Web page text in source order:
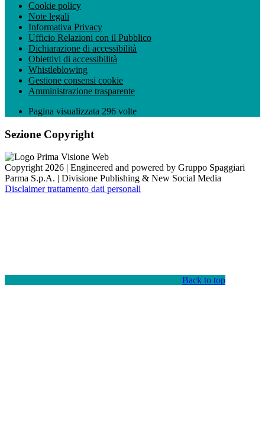
Cookie policy
Note legali
Informativa Privacy
Ufficio Relazioni con il Pubblico
Dichiarazione di accessibilità
Obiettivi di accessibilità
Whistleblowing
Gestione consensi cookie
Amministrazione trasparente
Pagina visualizzata 296 volte
Sezione Copyright
Copyright 2026 | Engineered and powered by Gruppo Spaggiari
Parma S.p.A. | Divisione Publishing & New Social Media
Disclaimer trattamento dati personali
Back to top